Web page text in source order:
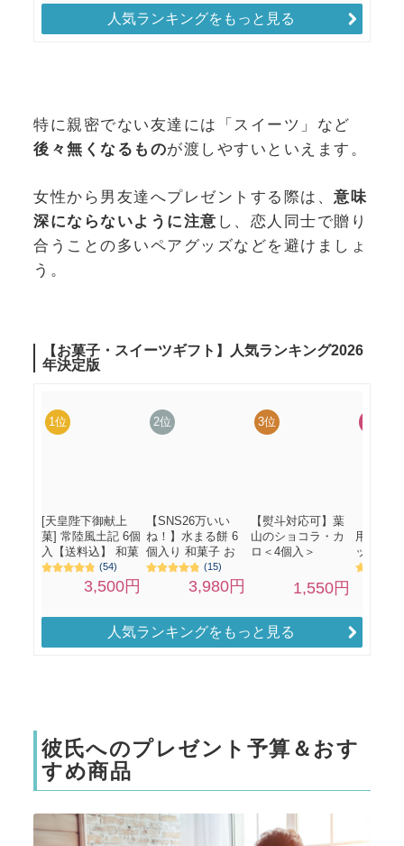
人気ランキングをもっと見る
特に親密でない友達には「スイーツ」など
後々無くなるものが渡しやすいといえます。
女性から男友達へプレゼントする際は、 意味
深にならないように注意 し、恋人同士で贈り
合うことの多いペアグッズなどを避けましょ
う。
人気ランキングをもっと見る
彼氏へのプレゼント予算＆おす
すめ商品